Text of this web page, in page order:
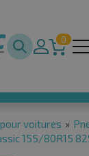
0
voitures »
155/80R15